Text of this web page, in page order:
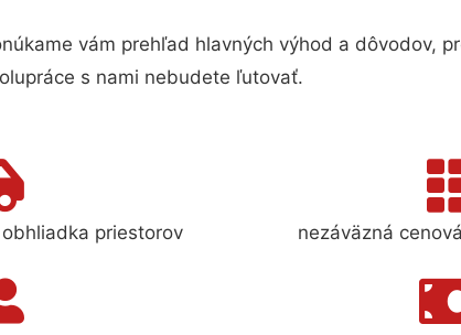
vám prehľad hlavných výhod a dôvodov,
s nami nebudete ľutovať.
priestorov nezáväzná